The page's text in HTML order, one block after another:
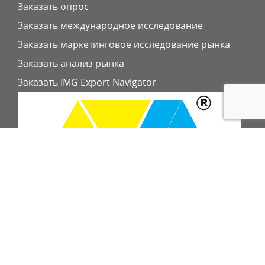
Заказать опрос
Заказать международное исследование
Заказать маркетинговое исследование рынка
Заказать анализ рынка
Заказать IMG Export Navigator